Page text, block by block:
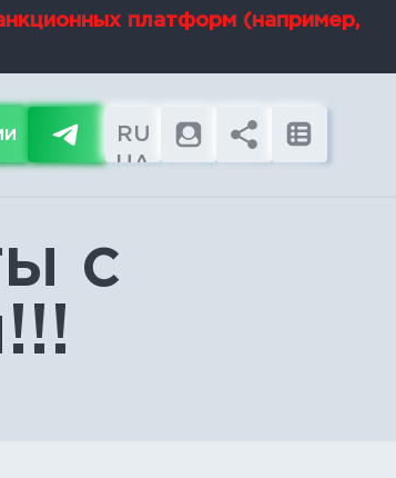
платформ (например,
RU
UA
с